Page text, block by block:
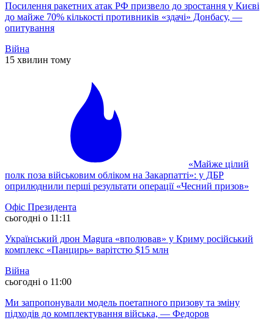
Посилення ракетних атак РФ призвело до зростання у Києві
до майже 70% кількості противників «здачі» Донбасу, —
опитування
Війна
15 хвилин тому
«Майже цілий
полк поза військовим обліком на Закарпатті»: у ДБР
оприлюднили перші результати операції «Чесний призов»
Офіс Президента
сьогодні о 11:11
Український дрон Magura «вполював» у Криму російський
комплекс «Панцирь» варітстю $15 млн
Війна
сьогодні о 11:00
Ми запропонували модель поетапного призову та зміну
підходів до комплектування війська, — Федоров